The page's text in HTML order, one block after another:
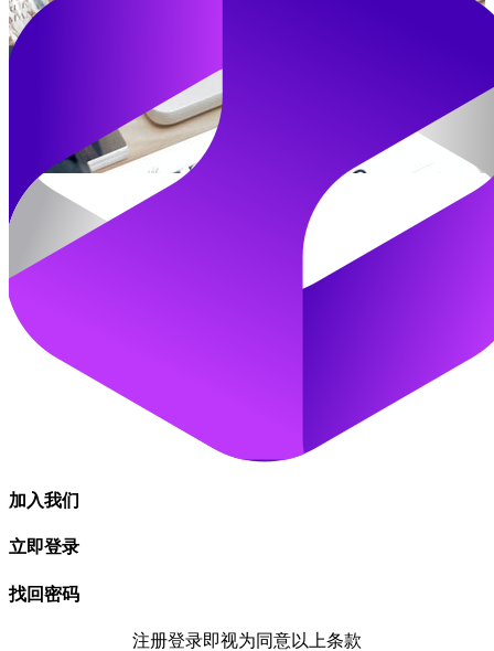
加入我们
立即登录
找回密码
注册登录即视为同意以上条款